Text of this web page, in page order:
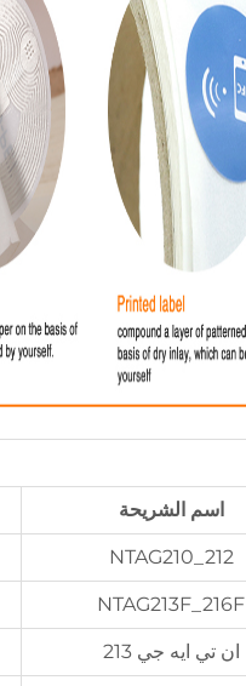
اسم الشريحة
NTAG210_212
NTAG213F_216F
ان تي ايه جي 213